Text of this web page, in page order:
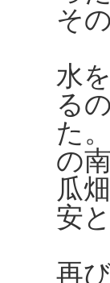
そ
水
る
た
の
瓜
安
再